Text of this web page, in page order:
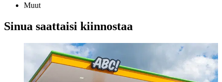
Muut
Sinua saattaisi kiinnostaa